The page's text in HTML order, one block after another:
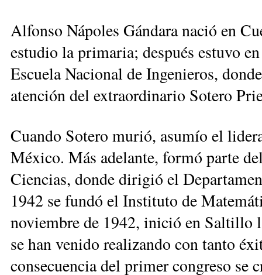
Alfonso Nápoles Gándara nació en
estudio la primaria; después estuvo
Escuela Nacional de Ingenieros,
atención del extraordinario Sotero
Cuando Sotero murió, asumío el
México. Más adelante, formó parte
Ciencias, donde dirigió el
1942 se fundó el Instituto de
noviembre de 1942, inició en Saltillo
se han venido realizando con tanto
consecuencia del primer congreso se